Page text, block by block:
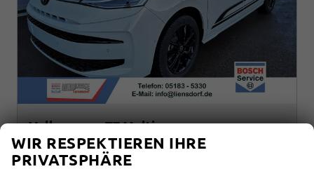
Volkswagen T7 Multivan
Edition 1,5eHybrid DSG High KÜ 7 Sitzer
unverbindliche Lieferzeit:
WIR RESPEKTIEREN IHRE
PRIVATSPHÄRE